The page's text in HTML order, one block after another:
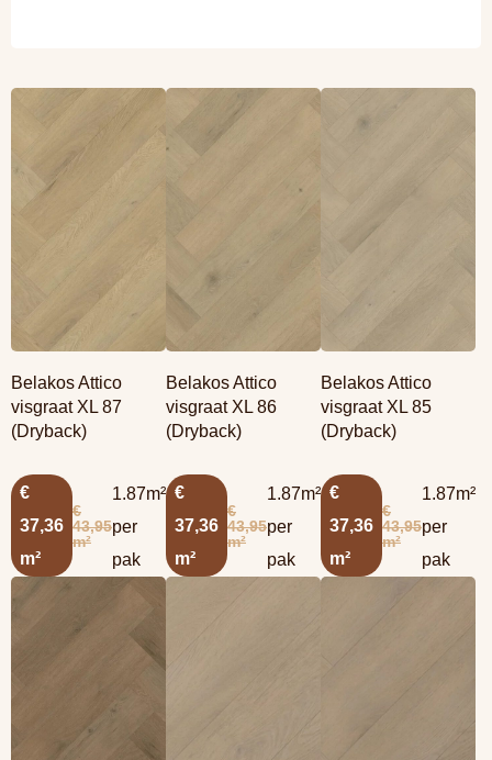
Belakos Attico
visgraat XL 87
(Dryback)
€
37,36
m²
€
43,95
m²
1.87m²
per
pak
overBelakos Attico
visgraat XL 87
(Dryback)
Belakos Attico
visgraat XL 86
(Dryback)
€
37,36
m²
€
43,95
m²
1.87m²
per
pak
Lees meer
overBelakos Attico
Belakos Attico
visgraat XL 85
(Dryback)
€
37,36
m²
€
43,95
m²
1.87m²
per
pak
Lees meer
overBelakos Attico